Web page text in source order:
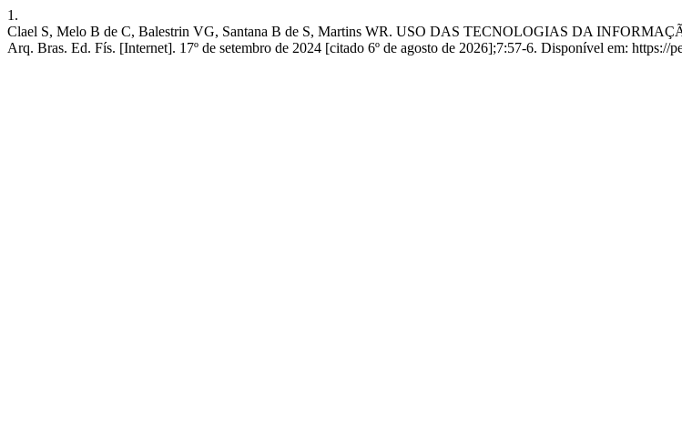
1.
Clael S, Melo B de C, Balestrin VG, Santana B de S, Martins WR. USO DAS TECNOLOGIAS DA
Arq. Bras. Ed. Fís. [Internet]. 17º de setembro de 2024 [citado 6º de agosto de 2026];7:57-6. Disponível em: